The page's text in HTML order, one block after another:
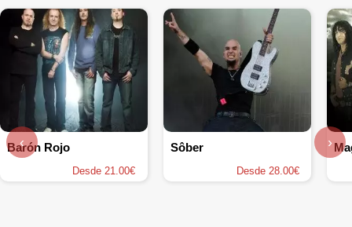
Barón Rojo
Desde 21.00€
Sôber
Desde 28.00€
‹ ›